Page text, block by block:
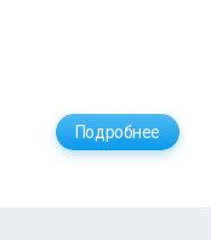
Подробнее